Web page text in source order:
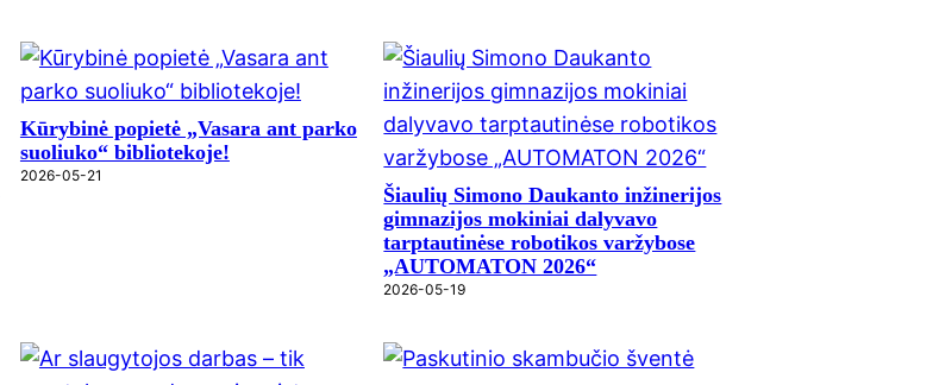
Kūrybinė popietė „Vasara ant parko
suoliuko“ bibliotekoje!
2026-05-21
Šiaulių Simono Daukanto inžinerijos
gimnazijos mokiniai dalyvavo
tarptautinėse robotikos varžybose
„AUTOMATON 2026“
2026-05-19